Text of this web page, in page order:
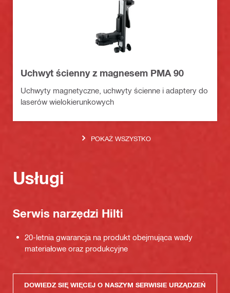
Uchwyt ścienny z magnesem PMA 90
Uchwyty magnetyczne, uchwyty ścienne i adaptery do
laserów wielokierunkowych
POKAŻ WSZYSTKO
Usługi
Serwis narzędzi Hilti
20-letnia gwarancja na produkt obejmująca wady
materiałowe oraz produkcyjne
DOWIEDZ SIĘ WIĘCEJ O NASZYM SERWISIE URZĄDZEŃ